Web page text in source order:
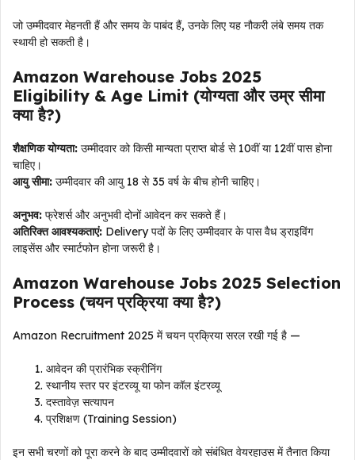
जो उम्मीदवार मेहनती हैं और समय के पाबंद हैं, उनके लिए यह नौकरी लंबे समय तक
स्थायी हो सकती है।
Amazon Warehouse Jobs 2025
Eligibility & Age Limit (योग्यता और उम्र सीमा
क्या है?)
शैक्षणिक योग्यता: उम्मीदवार को किसी मान्यता प्राप्त बोर्ड से 10वीं या 12वीं पास होना
चाहिए।
आयु सीमा: उम्मीदवार की आयु 18 से 35 वर्ष के बीच होनी चाहिए।
अनुभव: फ्रेशर्स और अनुभवी दोनों आवेदन कर सकते हैं।
अतिरिक्त आवश्यकताएं: Delivery पदों के लिए उम्मीदवार के पास वैध ड्राइविंग
लाइसेंस और स्मार्टफोन होना जरूरी है।
Amazon Warehouse Jobs 2025 Selection
Process (चयन प्रक्रिया क्या है?)
Amazon Recruitment 2025 में चयन प्रक्रिया सरल रखी गई है —
आवेदन की प्रारंभिक स्क्रीनिंग
स्थानीय स्तर पर इंटरव्यू या फोन कॉल इंटरव्यू
दस्तावेज़ सत्यापन
प्रशिक्षण (Training Session)
इन सभी चरणों को पूरा करने के बाद उम्मीदवारों को संबंधित वेयरहाउस में तैनात किया